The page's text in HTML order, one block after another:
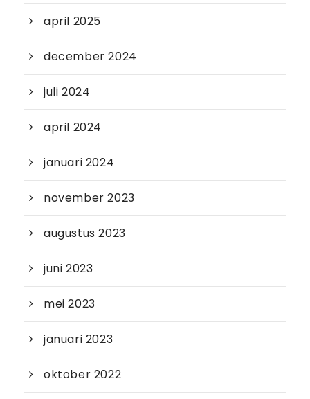
april 2025
december 2024
juli 2024
april 2024
januari 2024
november 2023
augustus 2023
juni 2023
mei 2023
januari 2023
oktober 2022